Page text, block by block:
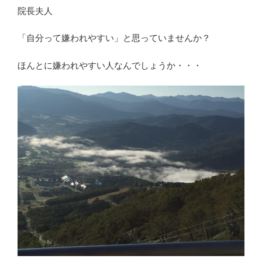
院長夫人
「自分って嫌われやすい」と思っていませんか？
ほんとに嫌われやすい人なんでしょうか・・・